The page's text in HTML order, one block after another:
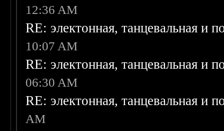
12:36 AM
RE: электонная, танцевальная и
10:07 AM
RE: электонная, танцевальная и
06:30 AM
RE: электонная, танцевальная и
AM